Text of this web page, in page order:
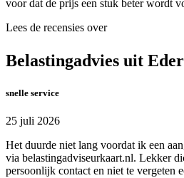
voor dat de prijs een stuk beter wordt
Lees de recensies over
Belastingadvies uit
snelle service
25 juli 2026
Het duurde niet lang voordat ik een
via belastingadviseurkaart.nl. Lekker
persoonlijk contact en niet te vergeten